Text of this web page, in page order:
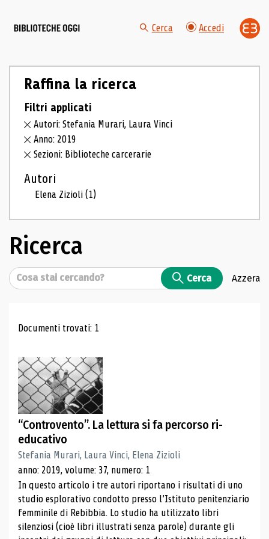
Cerca Accedi
Raffina la ricerca
Filtri applicati
Autori: Stefania Murari, Laura Vinci
Anno: 2019
Sezioni: Biblioteche carcerarie
Autori
Elena Zizioli(1)
Ricerca
Cerca Cerca Azzera
Risultati di ricerca
Documenti trovati: 1
“Controvento”. La lettura si fa percorso ri-
educativo
Stefania Murari, Laura Vinci, Elena Zizioli
anno: 2019, volume: 37, numero: 1
In questo articolo i tre autori riportano i risultati di uno
studio esplorativo condotto presso l’Istituto penitenziario
femminile di Rebibbia. Lo studio ha utilizzato libri
silenziosi (cioè libri illustrati senza parole) durante gli